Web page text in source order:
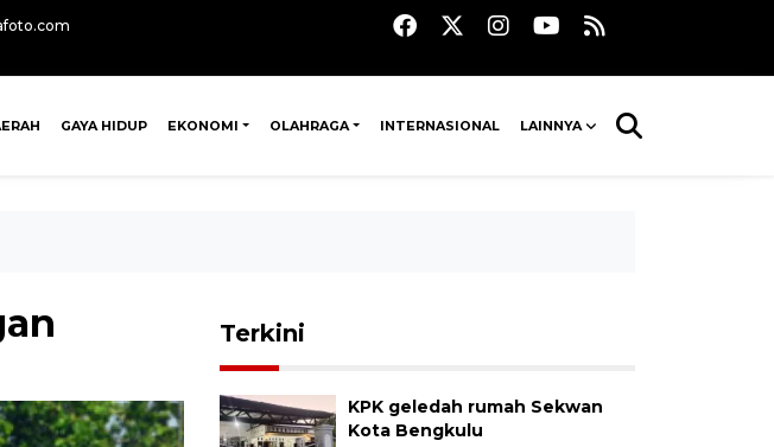
GAYA HIDUP EKONOMI OLAHRAGA INTERNASIONAL LAINNYA
Terkini
KPK geledah rumah Sekwan
Kota Bengkulu